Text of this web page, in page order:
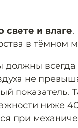
свете и влаге.
в тёмном
всегда
не
показатель.
ниже
при